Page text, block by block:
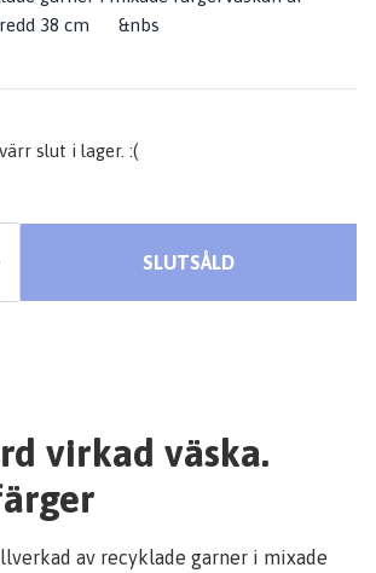
38 cm &nbs
slut i lager. :(
SLUTSÅLD
virkad väska.
av recyklade garner i mixade